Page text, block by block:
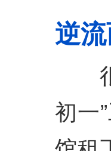
逆
很
初一